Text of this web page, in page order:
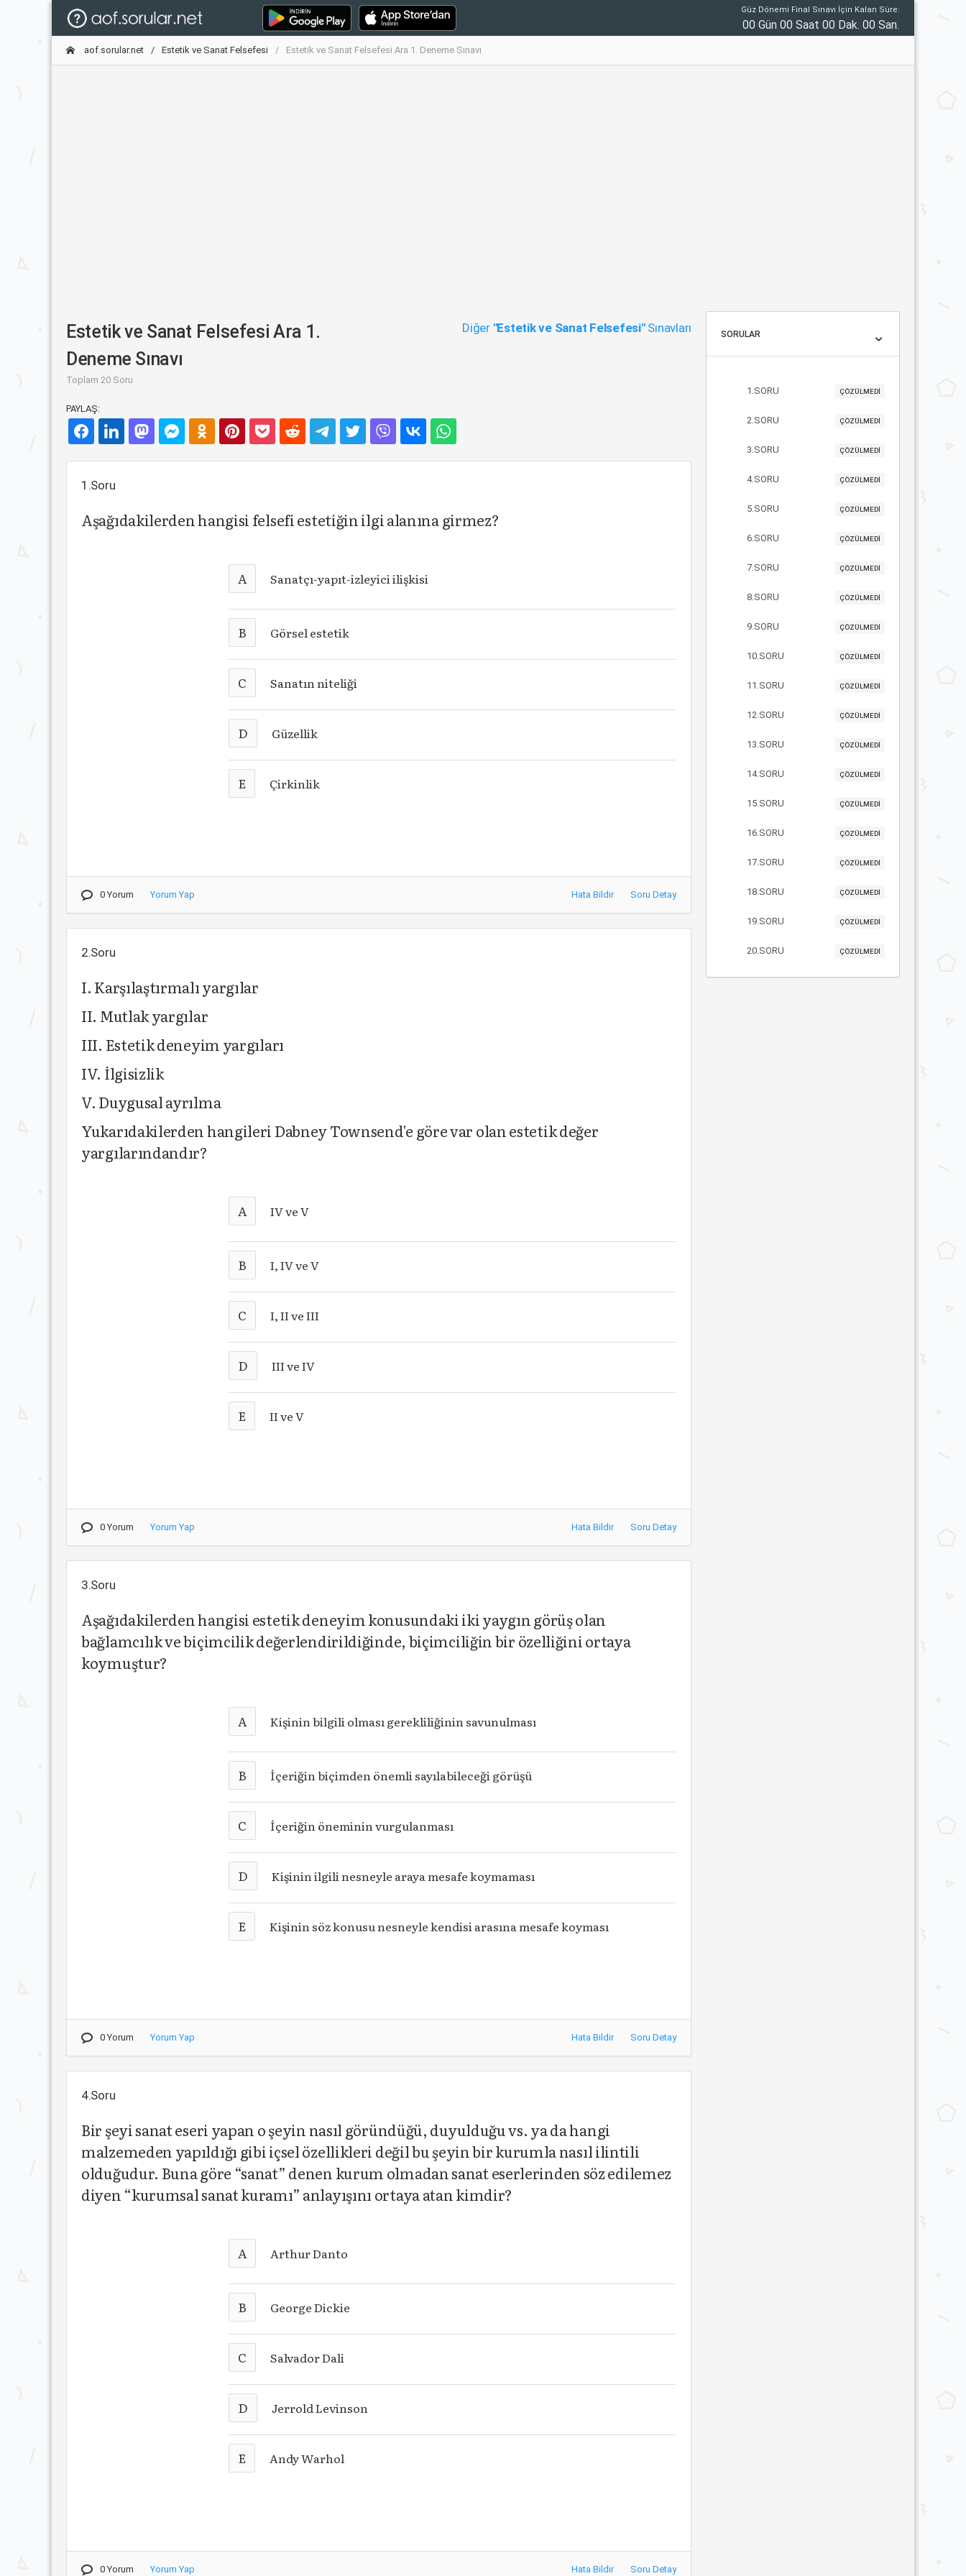
Güz Dönemi Final Sınavı İçin Kalan Süre:
00 Gün 00 Saat 00 Dak. 00 San.
aof.sorular.net Estetik ve Sanat Felsefesi Estetik ve Sanat Felsefesi Ara 1. Deneme Sınavı
Estetik ve Sanat Felsefesi Ara 1.
Deneme Sınavı
Toplam 20 Soru
Diğer "Estetik ve Sanat Felsefesi"Sınavları
PAYLAŞ:
1.Soru
Aşağıdakilerden hangisi felsefi estetiğin ilgi alanına girmez?
A Sanatçı-yapıt-izleyici ilişkisi
B Görsel estetik
C Sanatın niteliği
D Güzellik
E Çirkinlik
0 Yorum Yorum Yap Hata Bildir Soru Detay
2.Soru
I. Karşılaştırmalı yargılar
II. Mutlak yargılar
III. Estetik deneyim yargıları
IV. İlgisizlik
V. Duygusal ayrılma
Yukarıdakilerden hangileri Dabney Townsend'e göre var olan estetik değer
yargılarındandır?
A IV ve V
B I, IV ve V
C I, II ve III
D III ve IV
E II ve V
0 Yorum Yorum Yap Hata Bildir Soru Detay
3.Soru
Aşağıdakilerden hangisi estetik deneyim konusundaki iki yaygın görüş olan
bağlamcılık ve biçimcilik değerlendirildiğinde, biçimciliğin bir özelliğini ortaya
koymuştur?
A Kişinin bilgili olması gerekliliğinin savunulması
B İçeriğin biçimden önemli sayılabileceği görüşü
C İçeriğin öneminin vurgulanması
D Kişinin ilgili nesneyle araya mesafe koymaması
E Kişinin söz konusu nesneyle kendisi arasına mesafe koyması
0 Yorum Yorum Yap Hata Bildir Soru Detay
4.Soru
Bir şeyi sanat eseri yapan o şeyin nasıl göründüğü, duyulduğu vs. ya da hangi
malzemeden yapıldığı gibi içsel özellikleri değil bu şeyin bir kurumla nasıl ilintili
olduğudur. Buna göre “sanat” denen kurum olmadan sanat eserlerinden söz edilemez
diyen “kurumsal sanat kuramı” anlayışını ortaya atan kimdir?
A Arthur Danto
B George Dickie
C Salvador Dali
D Jerrold Levinson
E Andy Warhol
0 Yorum Yorum Yap Hata Bildir Soru Detay
SORULAR
1.SORU ÇÖZÜLMEDİ
2.SORU ÇÖZÜLMEDİ
3.SORU ÇÖZÜLMEDİ
4.SORU ÇÖZÜLMEDİ
5.SORU ÇÖZÜLMEDİ
6.SORU ÇÖZÜLMEDİ
7.SORU ÇÖZÜLMEDİ
8.SORU ÇÖZÜLMEDİ
9.SORU ÇÖZÜLMEDİ
10.SORU ÇÖZÜLMEDİ
11.SORU ÇÖZÜLMEDİ
12.SORU ÇÖZÜLMEDİ
13.SORU ÇÖZÜLMEDİ
14.SORU ÇÖZÜLMEDİ
15.SORU ÇÖZÜLMEDİ
16.SORU ÇÖZÜLMEDİ
17.SORU ÇÖZÜLMEDİ
18.SORU ÇÖZÜLMEDİ
19.SORU ÇÖZÜLMEDİ
20.SORU ÇÖZÜLMEDİ